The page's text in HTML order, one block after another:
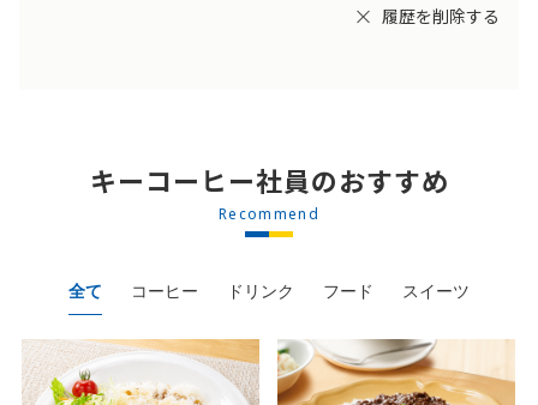
履歴を削除する
キーコーヒー社員のおすすめ
Recommend
全て コーヒー ドリンク フード スイーツ